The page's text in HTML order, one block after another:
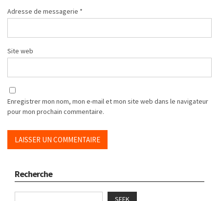
Adresse de messagerie *
Site web
Enregistrer mon nom, mon e-mail et mon site web dans le navigateur
pour mon prochain commentaire.
Recherche
SEEK